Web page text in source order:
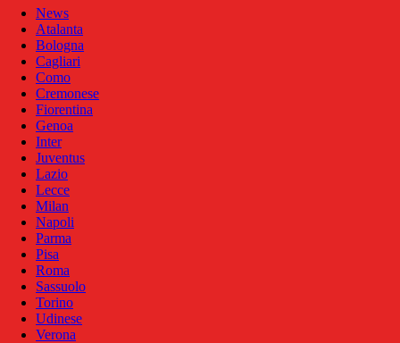
News
Atalanta
Bologna
Cagliari
Como
Cremonese
Fiorentina
Genoa
Inter
Juventus
Lazio
Lecce
Milan
Napoli
Parma
Pisa
Roma
Sassuolo
Torino
Udinese
Verona